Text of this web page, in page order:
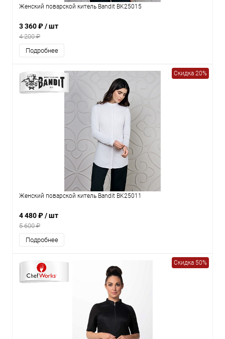
Женский поварской китель Bandit BK25015
3 360 ₽/ шт
4 200 ₽
Подробнее
Скидка 20%
Женский поварской китель Bandit BK25011
4 480 ₽/ шт
5 600 ₽
Подробнее
Скидка 50%